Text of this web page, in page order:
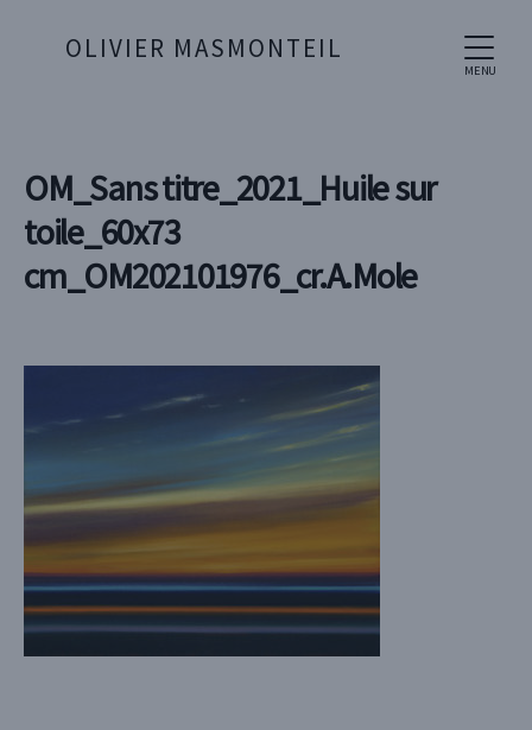
MENU
OLIVIER MASMONTEIL
OM_Sans titre_2021_Huile sur
toile_60x73
cm_OM202101976_cr.A.Mole